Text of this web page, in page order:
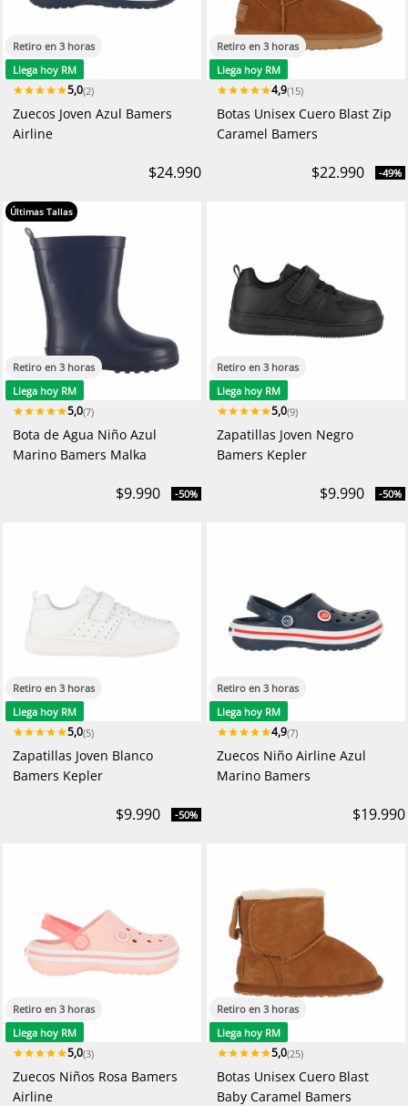
Retiro en 3 horas
Llega hoy RM
5,0(2)
Zuecos Joven Azul Bamers
Airline
$24.990
Retiro en 3 horas
Llega hoy RM
4,9(15)
Botas Unisex Cuero Blast Zip
Caramel Bamers
$22.990 -49%
Últimas Tallas
Retiro en 3 horas
Llega hoy RM
5,0(7)
Bota de Agua Niño Azul
Marino Bamers Malka
$9.990 -50%
Retiro en 3 horas
Llega hoy RM
5,0(9)
Zapatillas Joven Negro
Bamers Kepler
$9.990 -50%
Retiro en 3 horas
Llega hoy RM
5,0(5)
Zapatillas Joven Blanco
Bamers Kepler
$9.990 -50%
Retiro en 3 horas
Llega hoy RM
4,9(7)
Zuecos Niño Airline Azul
Marino Bamers
$19.990
Retiro en 3 horas
Llega hoy RM
5,0(3)
Zuecos Niños Rosa Bamers
Airline
Retiro en 3 horas
Llega hoy RM
5,0(25)
Botas Unisex Cuero Blast
Baby Caramel Bamers